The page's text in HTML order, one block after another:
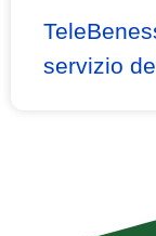
servizio